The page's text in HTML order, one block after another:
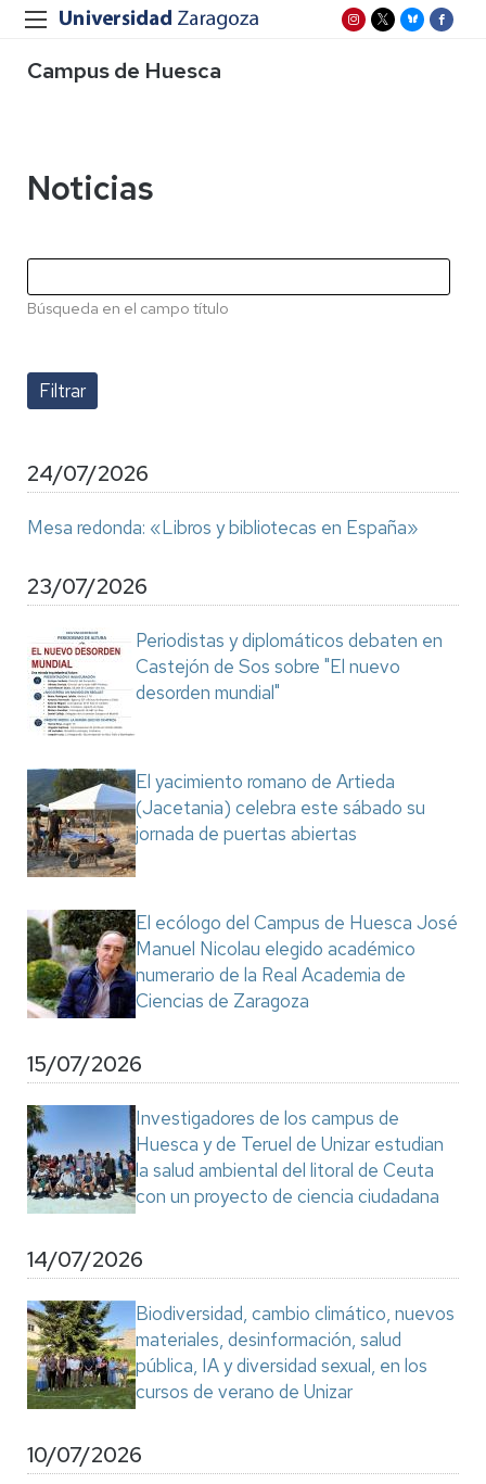
Campus de Huesca
Noticias
Búsqueda en el campo título
24/07/2026
Mesa redonda: «Libros y bibliotecas en España»
23/07/2026
Periodistas y diplomáticos debaten en
Castejón de Sos sobre "El nuevo
desorden mundial"
El yacimiento romano de Artieda
(Jacetania) celebra este sábado su
jornada de puertas abiertas
El ecólogo del Campus de Huesca José
Manuel Nicolau elegido académico
numerario de la Real Academia de
Ciencias de Zaragoza
15/07/2026
Investigadores de los campus de
Huesca y de Teruel de Unizar estudian
la salud ambiental del litoral de Ceuta
con un proyecto de ciencia ciudadana
14/07/2026
Biodiversidad, cambio climático, nuevos
materiales, desinformación, salud
pública, IA y diversidad sexual, en los
cursos de verano de Unizar
10/07/2026